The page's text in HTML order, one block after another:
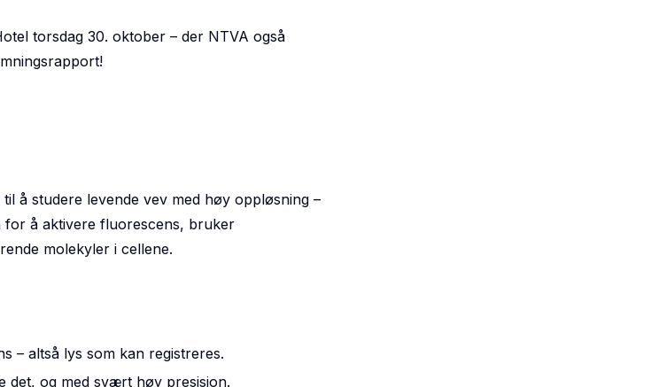
torsdag 30. oktober – der NTVA også
å studere levende vev med høy oppløsning –
for å aktivere fluorescens, bruker
molekyler i cellene.
– altså lys som kan registreres.
det, og med svært høy presisjon.